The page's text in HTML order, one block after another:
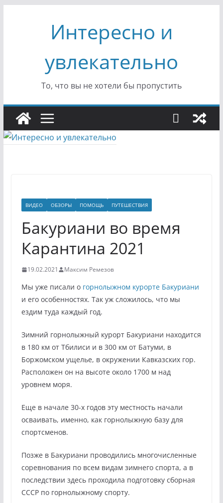
содержимомуИнтересно и
увлекательно
То, что вы не хотели бы пропустить
ВИДЕО ОБЗОРЫ ПОМОЩЬ ПУТЕШЕСТВИЯ
Бакуриани во время
Карантина 2021
19.02.2021 Максим Ремезов
Мы уже писали о горнолыжном курорте Бакуриани
и его особенностях. Так уж сложилось, что мы
ездим туда каждый год.
Зимний горнолыжный курорт Бакуриани находится
в 180 км от Тбилиси и в 300 км от Батуми, в
Боржомском ущелье, в окружении Кавказских гор.
Расположен он на высоте около 1700 м над
уровнем моря.
Еще в начале 30-х годов эту местность начали
осваивать, именно, как горнолыжную базу для
спортсменов.
Позже в Бакуриани проводились многочисленные
соревнования по всем видам зимнего спорта, а в
последствии здесь проходила подготовку сборная
СССР по горнолыжному спорту.